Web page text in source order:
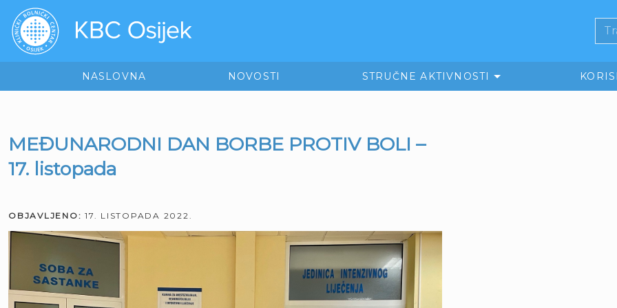
NASLOVNA NOVOSTI STRUČNE AKTIVNOSTI
MEĐUNARODNI DAN BORBE PROTIV BOLI –
17. listopada
OBJAVLJENO: 17. LISTOPADA 2022.